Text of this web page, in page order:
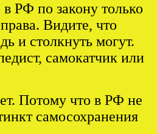
РФ по закону только
Видите, что
и столкнуть могут.
самокатчик или
Потому что в РФ не
самосохранения